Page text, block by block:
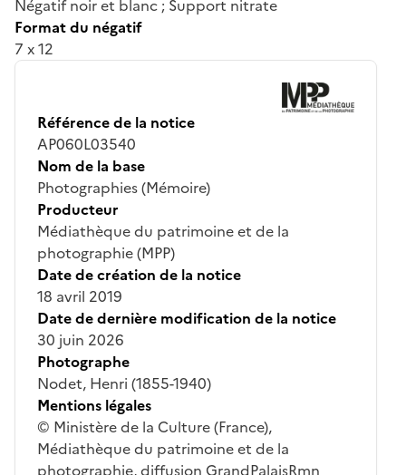
Négatif noir et blanc ; Support nitrate
Format du négatif
7 x 12
Référence de la notice
AP060L03540
Nom de la base
Photographies (Mémoire)
Producteur
Médiathèque du patrimoine et de la
photographie (MPP)
Date de création de la notice
18 avril 2019
Date de dernière modification de la notice
30 juin 2026
Photographe
Nodet, Henri (1855-1940)
Mentions légales
© Ministère de la Culture (France),
Médiathèque du patrimoine et de la
photographie, diffusion GrandPalaisRmn